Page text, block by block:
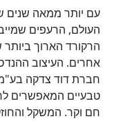
עם יותר ממאה שנים
העולם, הרעפים
הרקורד הארוך ביותר
אחרים. העיצוב
חברת דוד צדקה
טבעיים המאפשרים
חם וקר. המשקל